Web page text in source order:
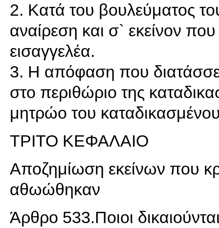
2. Κατά του βουλεύματος
αναίρεση και σ` εκείνον
εισαγγελέα.
3. Η απόφαση που
στο περιθώριο της
μητρώο του
ΤΡΙΤΟ ΚΕΦΑΛΑΙΟ
Αποζημίωση εκείνων που
αθωώθηκαν
Άρθρο 533.Ποιοι